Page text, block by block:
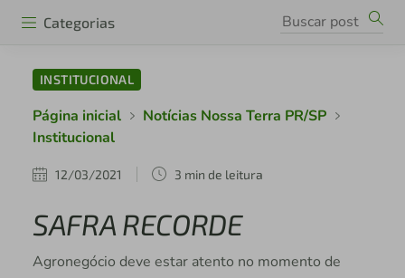
Categorias
INSTITUCIONAL
Página inicial
Notícias Nossa Terra PR/SP
Institucional
12/03/2021 3 min de leitura
SAFRA RECORDE
Agronegócio deve estar atento no momento de